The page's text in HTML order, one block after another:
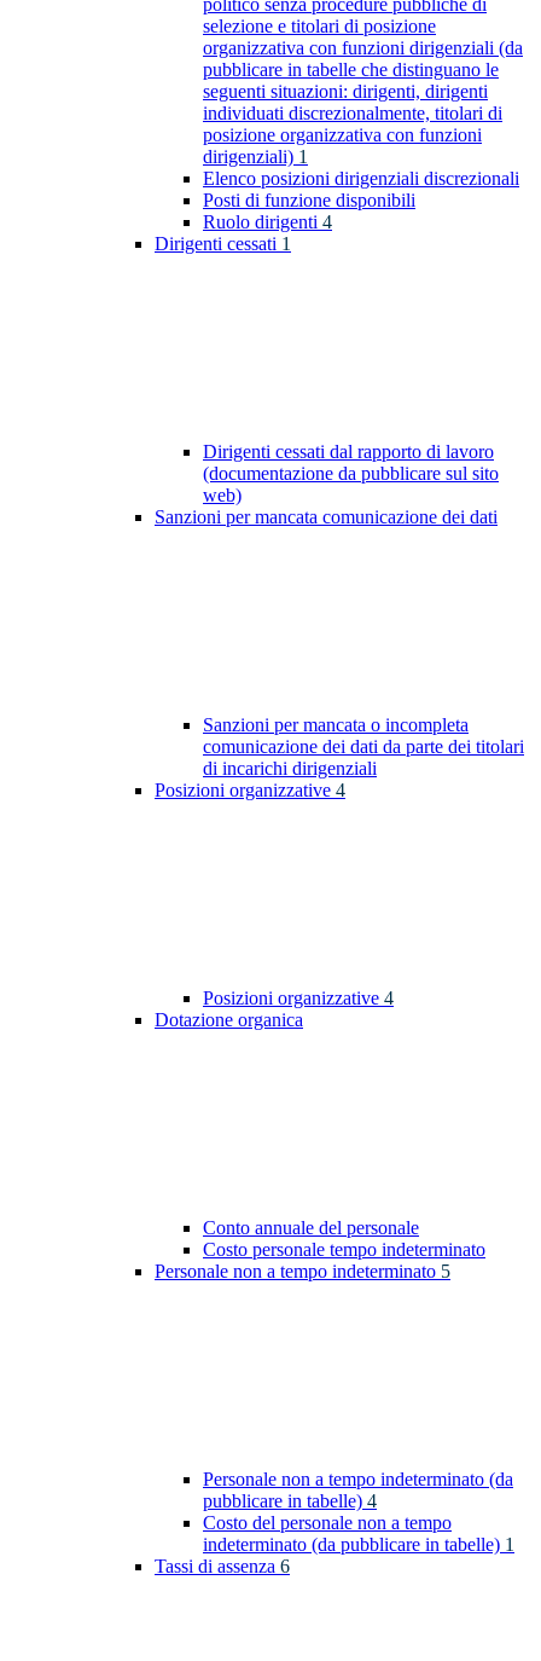
politico senza procedure pubbliche di
selezione e titolari di posizione
organizzativa con funzioni dirigenziali (da
pubblicare in tabelle che distinguano le
seguenti situazioni: dirigenti, dirigenti
individuati discrezionalmente, titolari di
posizione organizzativa con funzioni
dirigenziali) 1
Elenco posizioni dirigenziali discrezionali
Posti di funzione disponibili
Ruolo dirigenti 4
Dirigenti cessati 1
Dirigenti cessati dal rapporto di lavoro
(documentazione da pubblicare sul sito
web)
Sanzioni per mancata comunicazione dei dati
Sanzioni per mancata o incompleta
comunicazione dei dati da parte dei titolari
di incarichi dirigenziali
Posizioni organizzative 4
Posizioni organizzative 4
Dotazione organica
Conto annuale del personale
Costo personale tempo indeterminato
Personale non a tempo indeterminato 5
Personale non a tempo indeterminato (da
pubblicare in tabelle) 4
Costo del personale non a tempo
indeterminato (da pubblicare in tabelle) 1
Tassi di assenza 6